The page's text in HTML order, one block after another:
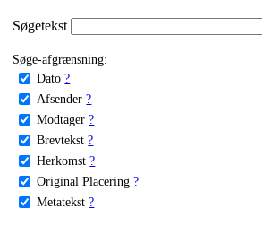
Søgetekst
Søge-afgrænsning:
Dato ?
Afsender ?
Modtager ?
Brevtekst ?
Herkomst ?
Original Placering ?
Metatekst ?